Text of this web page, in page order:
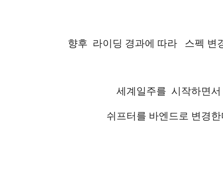
향후 라이딩 경과에 따라 스펙 변
세계일주를 시작하면서
쉬프터를 바엔드로 변경한